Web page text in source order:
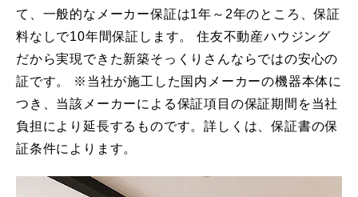
て、一般的なメーカー保証は1年～2年のところ、保証
料なしで10年間保証します。 住友不動産ハウジング
だから実現できた新築そっくりさんならではの安心の
証です。 ※当社が施工した国内メーカーの機器本体に
つき、当該メーカーによる保証項目の保証期間を当社
負担により延長するものです。詳しくは、保証書の保
証条件によります。